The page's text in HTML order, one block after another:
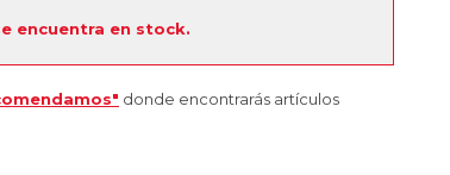
encuentra en stock.
donde encontrarás artículos